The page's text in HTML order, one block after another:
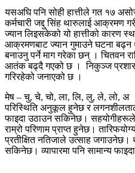
यसअघि पनि सोही हात्तीले गत १७
कर्मचारी जद्दु सिंह थारुलाई आक्रमण
ज्यान लिइसकेको यो हात्तीको कारण
आक्रमणबाट ज्यान गुमाउने घटना बढ्न
बनाउनु पर्ने माग गरेका छन् । चितवन
आतंक बढ्दै गएको छ । निकुञ्ज प्रशासनले
गरिरहेको जनाएको छ ।
मेष – चु, चे, चो, ला, लि, लु, ले, लो, अ
परिस्थिति अनुकूल हुनेछ र
फाइदा उठाउन सकिनेछ। सहयोगीहरूले
राम्रो परिणाम प्राप्त हुनेछ।
प्रतीक्षित नतिजाले उत्साह जगाउनेछ।
सकिनेछ। व्यापारमा पनि सामान्य